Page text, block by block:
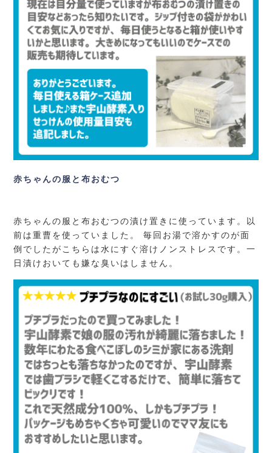
赤ちゃんの服と布おむつ
赤ちゃんの服と布おむつの漬け置きに使っています。以
前は重曹を使っていました。 毎回お湯で溶かすのが面
倒でしたがこちらは水にすぐ溶けノンストレスです。一
日漬けおいても嫌な臭いはしません。